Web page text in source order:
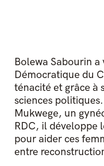
Bolewa Sabourin
Démocratique du
ténacité et grâce à
sciences
Mukwege, un
RDC, il développe
pour aider ces
entre